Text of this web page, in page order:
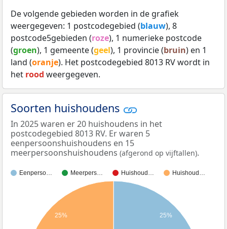
De volgende gebieden worden in de grafiek
weergegeven: 1 postcodegebied (blauw), 8
postcode5gebieden (roze), 1 numerieke postcode
(groen), 1 gemeente (geel), 1 provincie (bruin) en 1
land (oranje). Het postcodegebied 8013 RV wordt in
het rood weergegeven.
Soorten huishoudens
In 2025 waren er 20 huishoudens in het
postcodegebied 8013 RV. Er waren 5
eenpersoonshuishoudens en 15
meerpersoonshuishoudens (afgerond op vijftallen).
Eenperso… Meerpers… Huishoud… Huishoud…
25%
25%